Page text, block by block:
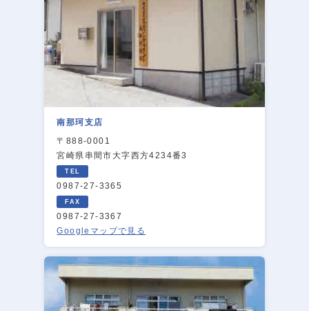
南那珂支店
〒888-0001
宮崎県串間市大字西方4234番3
0987-27-3365
0987-27-3367
Googleマップで見る